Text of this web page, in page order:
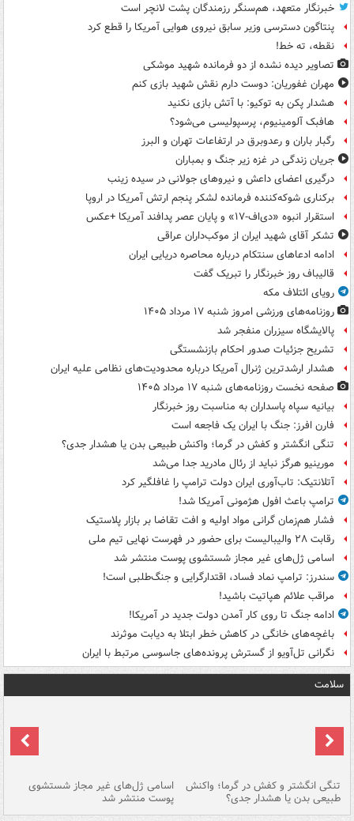
خبرنگار متعهد، هم‌سنگر رزمندگان پشت لانچر است
پنتاگون دسترسی وزیر سابق نیروی هوایی آمریکا را قطع کرد
نقطه، ته خط!
تصاویر دیده‌ نشده از دو فرمانده شهید موشکی
مهران غفوریان: دوست دارم نقش شهید بازی کنم
هشدار پکن به توکیو: با آتش بازی نکنید
هافبک آلومینیوم، پرسپولیسی می‌شود؟
رگبار باران و رعدوبرق در ارتفاعات تهران و البرز
جریان زندگی در غزه زیر جنگ و بمباران
درگیری اعضای داعش و نیروهای جولانی در سیده زینب
برکناری شوکه‌کننده فرمانده لشکر پنجم ارتش آمریکا در اروپا
استقرار انبوه «دی‌اف‑۱۷» و پایان عصر پدافند آمریکا +عکس
تشکر آقای شهید ایران از موکب‌داران عراقی
ادامه ادعاهای سنتکام درباره محاصره دریایی ایران
قالیباف روز خبرنگار را تبریک گفت
رویای ائتلاف مکه
روزنامه‌های ورزشی امروز ‌شنبه ۱۷ مرداد ۱۴۰۵
پالایشگاه سیزران منفجر شد
تشریح جزئیات صدور احکام بازنشستگی
هشدار ارشدترین ژنرال آمریکا درباره محدودیت‌های نظامی علیه ایران
صفحه نخست روزنامه‌های شنبه ۱۷ مرداد ۱۴۰۵
بیانیه سپاه پاسداران به مناسبت روز خبرنگار
فارن افرز: جنگ با ایران یک فاجعه است
تنگی انگشتر و کفش در گرما؛ واکنش طبیعی بدن یا هشدار جدی؟
مورینیو هرگز نباید از رئال مادرید جدا می‌شد
آتلانتیک: تاب‌آوری ایران دولت ترامپ را غافلگیر کرد
ترامپ باعث افول هژمونی آمریکا شد!
فشار هم‌زمان گرانی مواد اولیه و افت تقاضا بر بازار پلاستیک
رقابت ۲۸ والیبالیست برای حضور در فهرست نهایی تیم ملی
اسامی ژل‌های غیر مجاز شستشوی پوست منتشر شد
سندرز: ترامپ نماد فساد، اقتدارگرایی و جنگ‌طلبی است!
مراقب علائم هپاتیت باشید!
ادامه جنگ تا روی کار آمدن دولت جدید در آمریکا!
باغچه‌های خانگی در کاهش خطر ابتلا به دیابت موثرند
نگرانی تل‌آویو از گسترش پرونده‌های جاسوسی مرتبط با ایران
سلامت
تنگی انگشتر و کفش در گرما؛ واکنش
طبیعی بدن یا هشدار جدی؟
اسامی ژل‌های غیر مجاز شستشوی
پوست منتشر شد